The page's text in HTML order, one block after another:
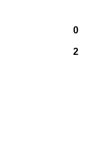
0
2